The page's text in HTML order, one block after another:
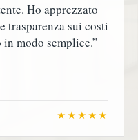
Ho apprezzato
trasparenza sui costi
modo semplice.”
★★★★★